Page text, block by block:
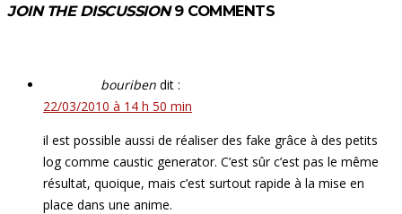
JOIN THE DISCUSSION9 COMMENTS
bouriben dit :
22/03/2010 à 14 h 50 min
il est possible aussi de réaliser des fake grâce à des petits
log comme caustic generator. C’est sûr c’est pas le même
résultat, quoique, mais c’est surtout rapide à la mise en
place dans une anime.